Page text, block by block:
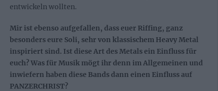
entwickeln wollten.
Mir ist ebenso aufgefallen, dass euer Riffing, ganz
besonders eure Soli, sehr von klassischem Heavy Metal
inspiriert sind. Ist diese Art des Metals ein Einfluss für
euch? Was für Musik mögt ihr denn im Allgemeinen und
inwiefern haben diese Bands dann einen Einfluss auf
PANZERCHRIST?